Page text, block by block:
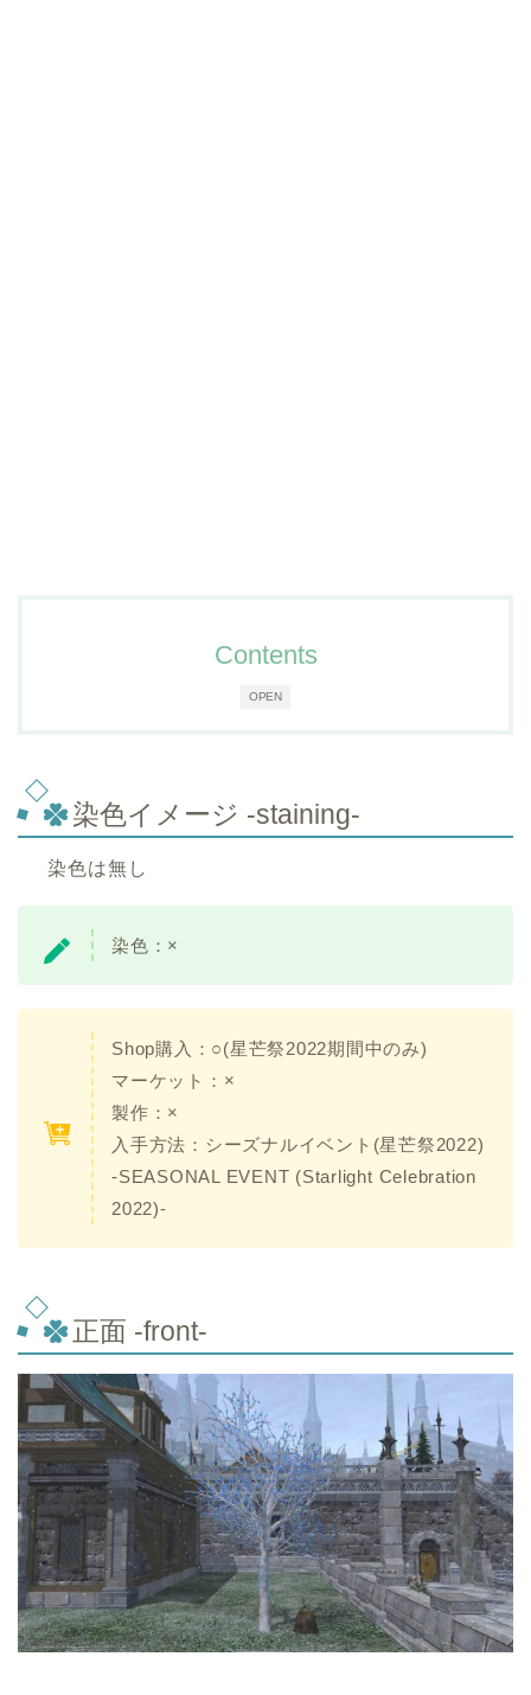
OPEN
Contents
染色イメージ -staining-
染色は無し
染色： ×
Shop購入：○(星芒祭2022期間中のみ)
マーケット： ×
製作： ×
入手方法：シーズナルイベント(星芒祭2022)
-SEASONAL EVENT (Starlight Celebration
2022)-
正面 -front-